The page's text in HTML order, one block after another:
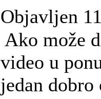
Objavljen
Ako može
video u
jedan